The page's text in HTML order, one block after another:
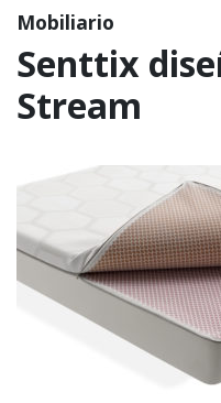
Mobiliario
Senttix
Stream